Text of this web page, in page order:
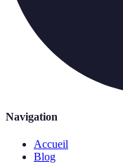
Navigation
Accueil
Blog